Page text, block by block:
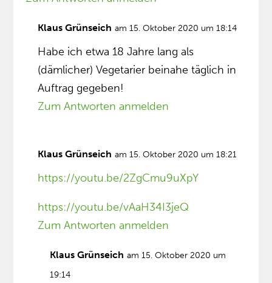
Klaus Grünseich am 15. Oktober 2020 um 18:14
Habe ich etwa 18 Jahre lang als
(dämlicher) Vegetarier beinahe täglich in
Auftrag gegeben!
Zum Antworten anmelden
Klaus Grünseich am 15. Oktober 2020 um 18:21
https://youtu.be/2ZgCmu9uXpY
https://youtu.be/vAaH34I3jeQ
Zum Antworten anmelden
Klaus Grünseich am 15. Oktober 2020 um
19:14